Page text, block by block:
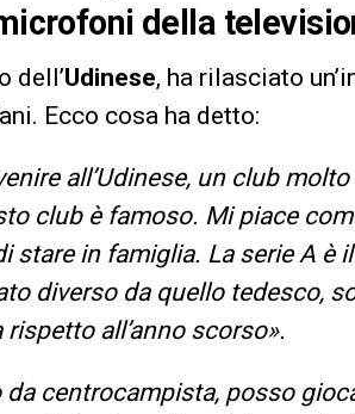
della
dell’Udinese, ha rilasciato
Ecco cosa ha detto:
all’Udinese, un club
club è famoso. Mi piace
stare in famiglia. La serie A è
diverso da quello tedesco,
all’anno scorso».
centrocampista, posso